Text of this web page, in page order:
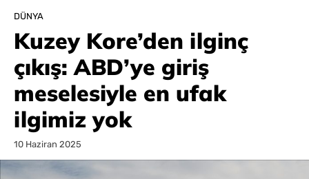
DÜNYA
Kuzey Kore’den ilginç
çıkış: ABD’ye giriş
meselesiyle en ufak
ilgimiz yok
10 Haziran 2025